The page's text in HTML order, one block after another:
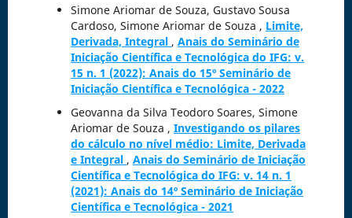
Simone Ariomar de Souza, Gustavo Sousa
Cardoso, Simone Ariomar de Souza , Limite,
Derivada, Integral , Anais do Seminário de
Iniciação Científica e Tecnológica do IFG: v.
15 n. 1 (2022): Anais do 15º Seminário de
Iniciação Científica e Tecnológica - 2022
Geovanna da Silva Teodoro Soares, Simone
Ariomar de Souza , Investigando os pilares
do cálculo no nível médio: Limite, Derivada
e Integral , Anais do Seminário de Iniciação
Científica e Tecnológica do IFG: v. 14 n. 1
(2021): Anais do 14º Seminário de Iniciação
Científica e Tecnológica - 2021